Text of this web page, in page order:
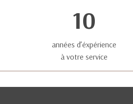
10
années d’éxpérience
à votre service